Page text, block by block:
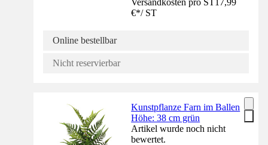
€*/ ST
Online bestellbar
Nicht reservierbar
Kunstpflanze Farn im Ballen
Höhe: 38 cm grün
Artikel wurde noch nicht
bewertet.